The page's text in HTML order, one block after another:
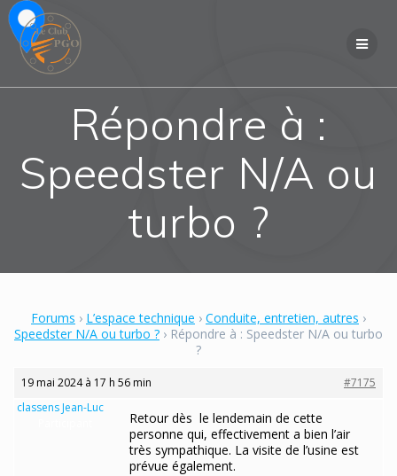
Répondre à :
Speedster N/A ou
turbo ?
Forums › L’espace technique › Conduite, entretien, autres ›
Speedster N/A ou turbo ? › Répondre à : Speedster N/A ou turbo
?
19 mai 2024 à 17 h 56 min
#7175
classens Jean-Luc
Retour dès le lendemain de cette
personne qui, effectivement a bien l’air
très sympathique. La visite de l’usine est
prévue également.